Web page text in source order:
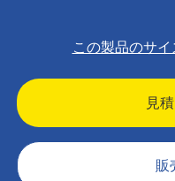
この製品のサ
見
販